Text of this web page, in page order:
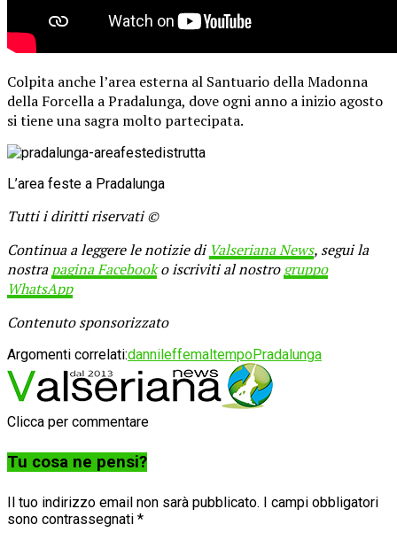
Colpita anche l’area esterna al Santuario della Madonna
della Forcella a Pradalunga, dove ogni anno a inizio agosto
si tiene una sagra molto partecipata.
L’area feste a Pradalunga
Tutti i diritti riservati ©
Continua a leggere le notizie di Valseriana News, segui la
nostrapagina Facebooko iscriviti al nostrogruppo
WhatsApp
Contenuto sponsorizzato
Argomenti correlati:dannileffemaltempoPradalunga
Clicca per commentare
Tu cosa ne pensi?
Il tuo indirizzo email non sarà pubblicato. I campi obbligatori
sono contrassegnati *